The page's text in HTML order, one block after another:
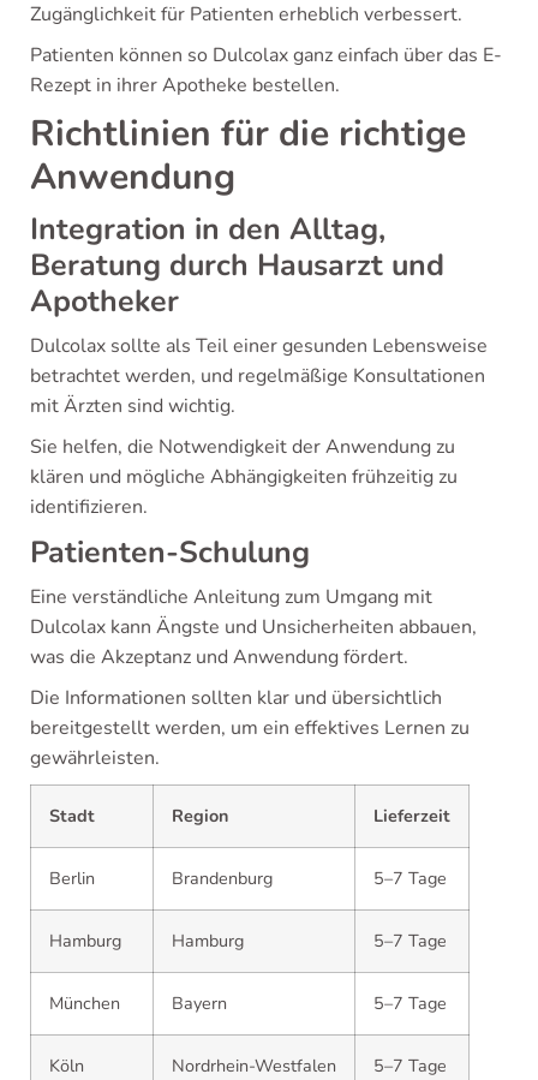
Zugänglichkeit für Patienten erheblich verbessert.
Patienten können so Dulcolax ganz einfach über das E-
Rezept in ihrer Apotheke bestellen.
Richtlinien für die richtige
Anwendung
Integration in den Alltag,
Beratung durch Hausarzt und
Apotheker
Dulcolax sollte als Teil einer gesunden Lebensweise
betrachtet werden, und regelmäßige Konsultationen
mit Ärzten sind wichtig.
Sie helfen, die Notwendigkeit der Anwendung zu
klären und mögliche Abhängigkeiten frühzeitig zu
identifizieren.
Patienten-Schulung
Eine verständliche Anleitung zum Umgang mit
Dulcolax kann Ängste und Unsicherheiten abbauen,
was die Akzeptanz und Anwendung fördert.
Die Informationen sollten klar und übersichtlich
bereitgestellt werden, um ein effektives Lernen zu
gewährleisten.
Stadt Region Lieferzeit
Berlin Brandenburg 5–7 Tage
Hamburg Hamburg 5–7 Tage
München Bayern 5–7 Tage
Köln Nordrhein-Westfalen 5–7 Tage